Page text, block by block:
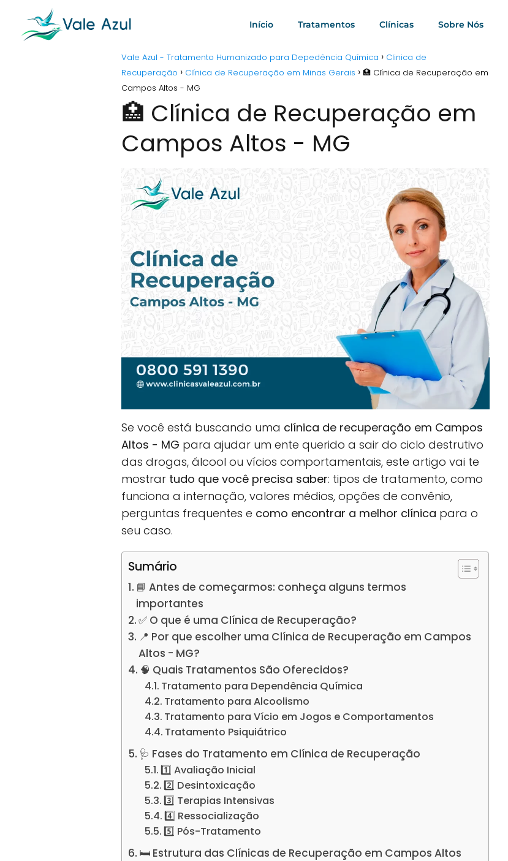
Início Tratamentos Clínicas Sobre Nós
Vale Azul - Tratamento Humanizado para Depedência Química
Clinica de
Recuperação
Clínica de Recuperação em Minas Gerais
🏥 Clínica de Recuperação em
Campos Altos - MG
🏥 Clínica de Recuperação em
Campos Altos - MG
Se você está buscando uma clínica de recuperação em Campos
Altos - MG para ajudar um ente querido a sair do ciclo destrutivo
das drogas, álcool ou vícios comportamentais, este artigo vai te
mostrar tudo que você precisa saber: tipos de tratamento, como
funciona a internação, valores médios, opções de convênio,
perguntas frequentes e como encontrar a melhor clínica para o
seu caso.
Sumário
📘 Antes de começarmos: conheça alguns termos
importantes
✅ O que é uma Clínica de Recuperação?
📍 Por que escolher uma Clínica de Recuperação em Campos
Altos - MG?
🧠 Quais Tratamentos São Oferecidos?
Tratamento para Dependência Química
Tratamento para Alcoolismo
Tratamento para Vício em Jogos e Comportamentos
Tratamento Psiquiátrico
🩺 Fases do Tratamento em Clínica de Recuperação
1️⃣ Avaliação Inicial
2️⃣ Desintoxicação
3️⃣ Terapias Intensivas
4️⃣ Ressocialização
5️⃣ Pós-Tratamento
🛏️ Estrutura das Clínicas de Recuperação em Campos Altos